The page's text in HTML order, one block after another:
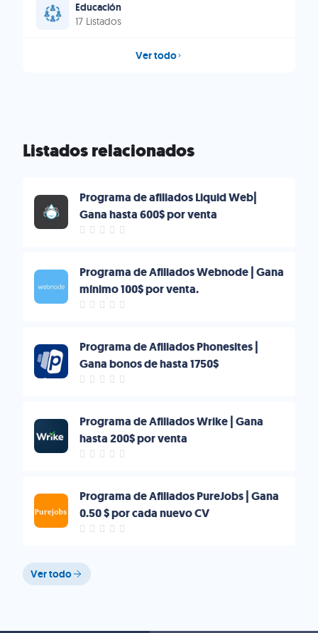
Educación
17 Listados
Ver todo
Listados relacionados
Programa de afiliados Liquid Web|
Gana hasta 600$ por venta
Programa de Afiliados Webnode | Gana
mínimo 100$ por venta.
Programa de Afiliados Phonesites |
Gana bonos de hasta 1750$
Programa de Afiliados Wrike | Gana
hasta 200$ por venta
Programa de Afiliados PureJobs | Gana
0.50 $ por cada nuevo CV
Ver todo